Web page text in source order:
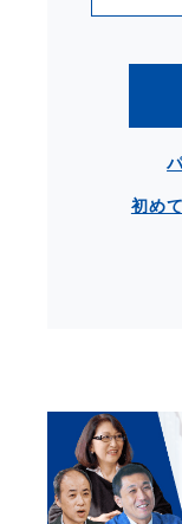
初め